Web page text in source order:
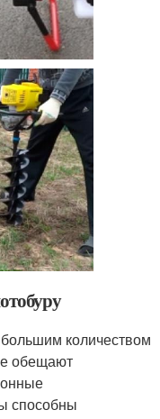
количеством
обещают
способны